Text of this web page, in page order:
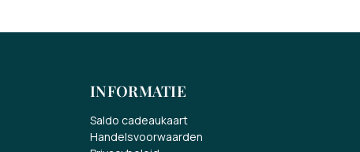
INFORMATIE
Saldo cadeaukaart
Handelsvoorwaarden